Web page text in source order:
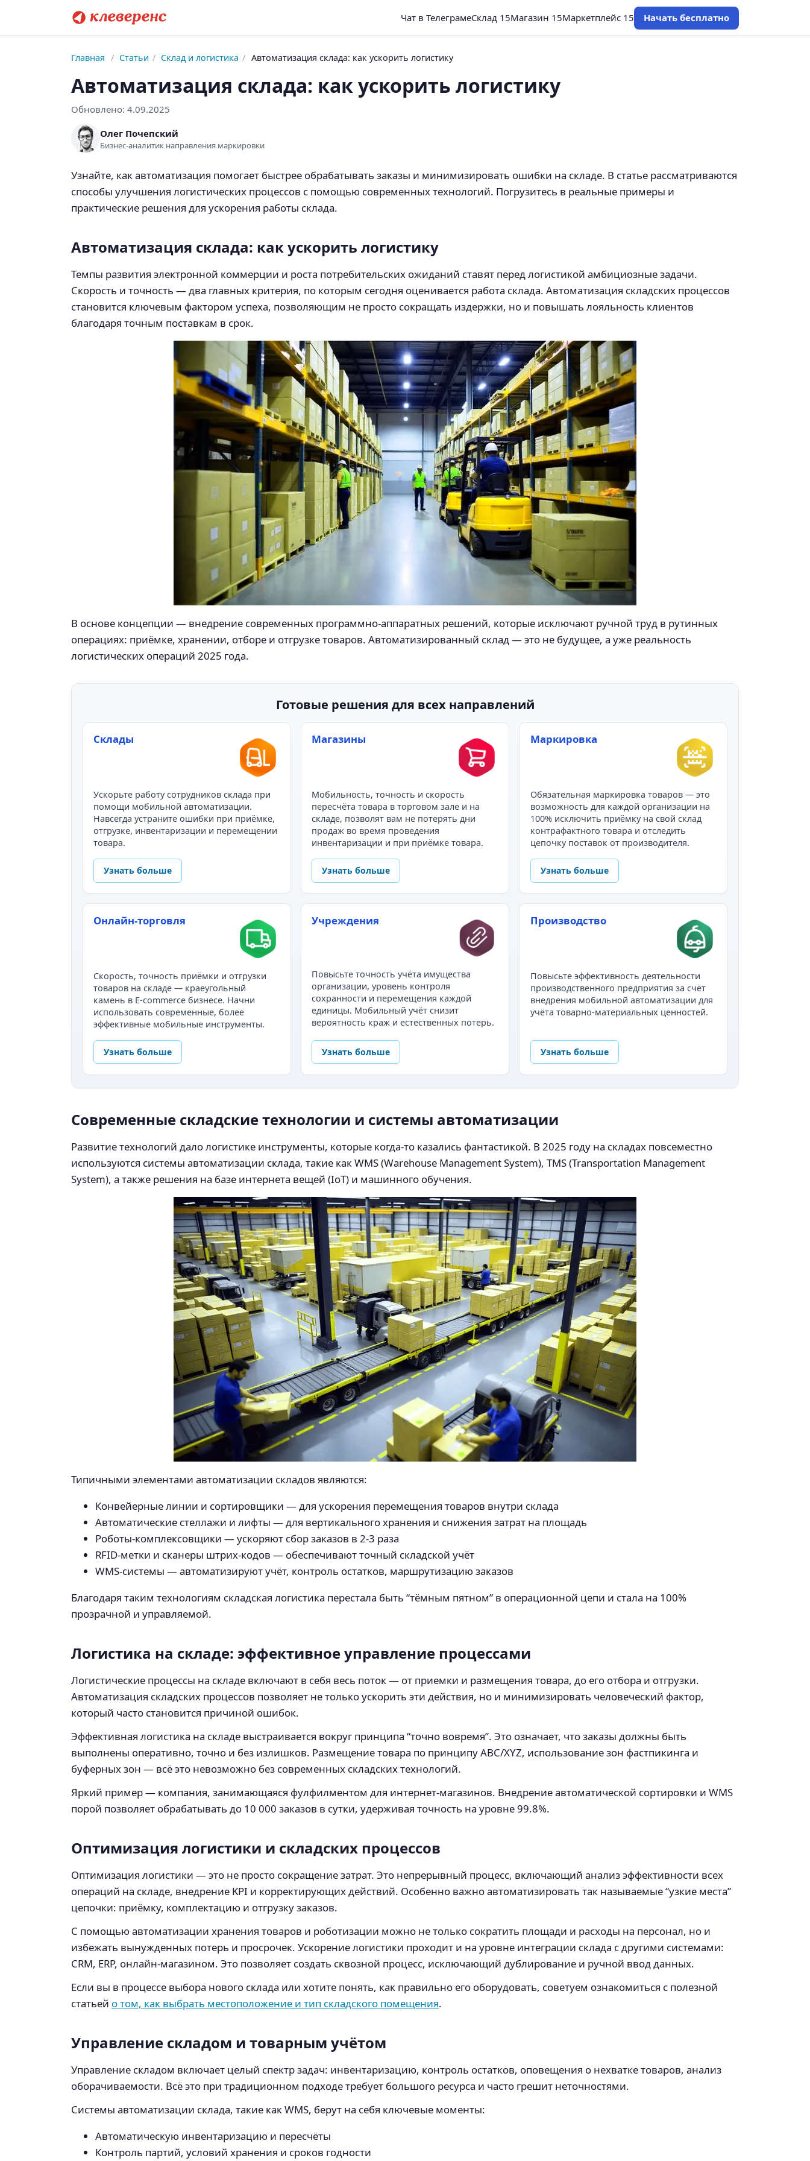
Чат в ТелеграмеСклад 15Магазин 15Маркетплейс 15 Начать бесплатно
Главная / Статьи / Склад и логистика / Автоматизация склада: как ускорить логистику
Автоматизация склада: как ускорить логистику
Обновлено: 4.09.2025
Олег Почепский
Бизнес-аналитик направления маркировки
Узнайте, как автоматизация помогает быстрее обрабатывать заказы и минимизировать ошибки на складе. В статье рассматриваются
способы улучшения логистических процессов с помощью современных технологий. Погрузитесь в реальные примеры и
практические решения для ускорения работы склада.
Автоматизация склада: как ускорить логистику
Темпы развития электронной коммерции и роста потребительских ожиданий ставят перед логистикой амбициозные задачи.
Скорость и точность — два главных критерия, по которым сегодня оценивается работа склада. Автоматизация складских процессов
становится ключевым фактором успеха, позволяющим не просто сокращать издержки, но и повышать лояльность клиентов
благодаря точным поставкам в срок.
В основе концепции — внедрение современных программно-аппаратных решений, которые исключают ручной труд в рутинных
операциях: приёмке, хранении, отборе и отгрузке товаров. Автоматизированный склад — это не будущее, а уже реальность
логистических операций 2025 года.
Готовые решения для всех направлений
Склады
Ускорьте работу сотрудников склада при
помощи мобильной автоматизации.
Навсегда устраните ошибки при приёмке,
отгрузке, инвентаризации и перемещении
товара.
Узнать больше
Магазины
Мобильность, точность и скорость
пересчёта товара в торговом зале и на
складе, позволят вам не потерять дни
продаж во время проведения
инвентаризации и при приёмке товара.
Узнать больше
Маркировка
Обязательная маркировка товаров — это
возможность для каждой организации на
100% исключить приёмку на свой склад
контрафактного товара и отследить
цепочку поставок от производителя.
Узнать больше
Онлайн-торговля
Скорость, точность приёмки и отгрузки
товаров на складе — краеугольный
камень в E-commerce бизнесе. Начни
использовать современные, более
эффективные мобильные инструменты.
Узнать больше
Учреждения
Повысьте точность учёта имущества
организации, уровень контроля
сохранности и перемещения каждой
единицы. Мобильный учёт снизит
вероятность краж и естественных потерь.
Узнать больше
Производство
Повысьте эффективность деятельности
производственного предприятия за счёт
внедрения мобильной автоматизации для
учёта товарно-материальных ценностей.
Узнать больше
Современные складские технологии и системы автоматизации
Развитие технологий дало логистике инструменты, которые когда-то казались фантастикой. В 2025 году на складах повсеместно
используются системы автоматизации склада, такие как WMS (Warehouse Management System), TMS (Transportation Management
System), а также решения на базе интернета вещей (IoT) и машинного обучения.
Типичными элементами автоматизации складов являются:
Конвейерные линии и сортировщики — для ускорения перемещения товаров внутри склада
Автоматические стеллажи и лифты — для вертикального хранения и снижения затрат на площадь
Роботы-комплексовщики — ускоряют сбор заказов в 2-3 раза
RFID-метки и сканеры штрих-кодов — обеспечивают точный складской учёт
WMS-системы — автоматизируют учёт, контроль остатков, маршрутизацию заказов
Благодаря таким технологиям складская логистика перестала быть “тёмным пятном” в операционной цепи и стала на 100%
прозрачной и управляемой.
Логистика на складе: эффективное управление процессами
Логистические процессы на складе включают в себя весь поток — от приемки и размещения товара, до его отбора и отгрузки.
Автоматизация складских процессов позволяет не только ускорить эти действия, но и минимизировать человеческий фактор,
который часто становится причиной ошибок.
Эффективная логистика на складе выстраивается вокруг принципа “точно вовремя”. Это означает, что заказы должны быть
выполнены оперативно, точно и без излишков. Размещение товара по принципу ABC/XYZ, использование зон фастпикинга и
буферных зон — всё это невозможно без современных складских технологий.
Яркий пример — компания, занимающаяся фулфилментом для интернет-магазинов. Внедрение автоматической сортировки и WMS
порой позволяет обрабатывать до 10 000 заказов в сутки, удерживая точность на уровне 99.8%.
Оптимизация логистики и складских процессов
Оптимизация логистики — это не просто сокращение затрат. Это непрерывный процесс, включающий анализ эффективности всех
операций на складе, внедрение KPI и корректирующих действий. Особенно важно автоматизировать так называемые “узкие места”
цепочки: приёмку, комплектацию и отгрузку заказов.
С помощью автоматизации хранения товаров и роботизации можно не только сократить площади и расходы на персонал, но и
избежать вынужденных потерь и просрочек. Ускорение логистики проходит и на уровне интеграции склада с другими системами:
CRM, ERP, онлайн-магазином. Это позволяет создать сквозной процесс, исключающий дублирование и ручной ввод данных.
Если вы в процессе выбора нового склада или хотите понять, как правильно его оборудовать, советуем ознакомиться с полезной
статьей о том, как выбрать местоположение и тип складского помещения.
Управление складом и товарным учётом
Управление складом включает целый спектр задач: инвентаризацию, контроль остатков, оповещения о нехватке товаров, анализ
оборачиваемости. Всё это при традиционном подходе требует большого ресурса и часто грешит неточностями.
Системы автоматизации склада, такие как WMS, берут на себя ключевые моменты:
Автоматическую инвентаризацию и пересчёты
Контроль партий, условий хранения и сроков годности